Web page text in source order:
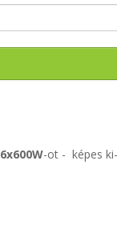
6x600W-ot - képes